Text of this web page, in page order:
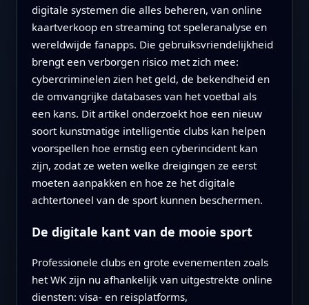
digitale systemen die alles beheren, van online
kaartverkoop en streaming tot speleranalyse en
wereldwijde fanapps. Die gebruiksvriendelijkheid
brengt een verborgen risico met zich mee:
cybercriminelen zien het geld, de bekendheid en
de omvangrijke databases van het voetbal als
een kans. Dit artikel onderzoekt hoe een nieuw
soort kunstmatige intelligentie clubs kan helpen
voorspellen hoe ernstig een cyberincident kan
zijn, zodat ze weten welke dreigingen ze eerst
moeten aanpakken en hoe ze het digitale
achtertoneel van de sport kunnen beschermen.
De digitale kant van de mooie sport
Professionele clubs en grote evenementen zoals
het WK zijn nu afhankelijk van uitgestrekte online
diensten: visa- en reisplatforms,